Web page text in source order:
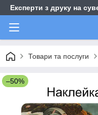
Експерти з друку на
Товари та послуги
–50%